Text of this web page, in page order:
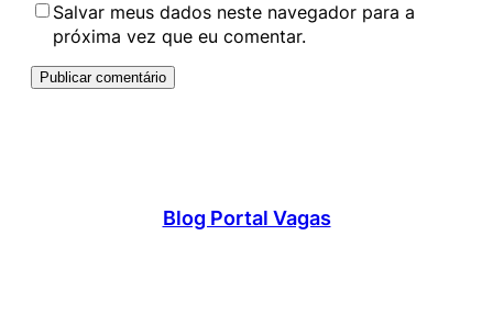
Salvar meus dados neste navegador para a
próxima vez que eu comentar.
Blog Portal Vagas